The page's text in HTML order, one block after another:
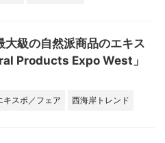
大級の自然派商品のエキス
Products Expo West」
キスポ／フェア 西海岸トレンド